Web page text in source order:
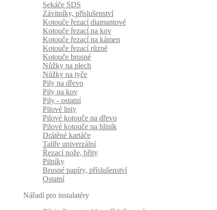
Sekáče SDS
Závitníky, příslušenství
Kotouče řezací diamantové
Kotouče řezací na kov
Kotouče řezací na kámen
Kotouče řezací různé
Kotouče brusné
Nůžky na plech
Nůžky na tyče
Pily na dřevo
Pily na kov
Pily - ostatní
Pilové listy
Pilové kotouče na dřevo
Pilové kotouče na hliník
Drátěné kartáče
Talíře univerzální
Řezací nože, břity
Pilníky
Brusné papíry, příslušenství
Ostatní
Nářadí pro instalatéry